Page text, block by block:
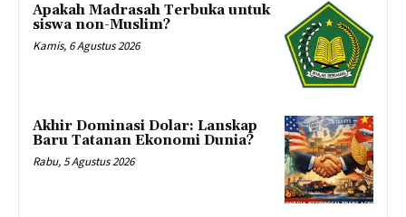
Apakah Madrasah Terbuka untuk
siswa non-Muslim?
Kamis, 6 Agustus 2026
Akhir Dominasi Dolar: Lanskap
Baru Tatanan Ekonomi Dunia?
Rabu, 5 Agustus 2026